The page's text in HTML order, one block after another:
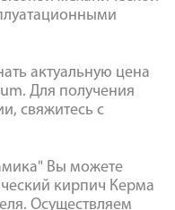
актуальную цена
Для получения
свяжитесь с
Вы можете
кирпич Керма
Осуществляем